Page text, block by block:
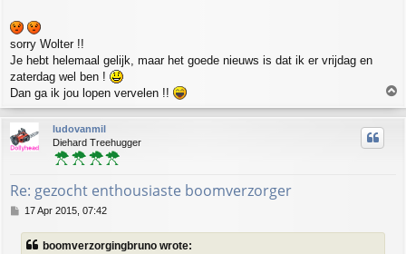
sorry Wolter !!
Je hebt helemaal gelijk, maar het goede nieuws is dat ik er vrijdag en
zaterdag wel ben !
Dan ga ik jou lopen vervelen !!
o
p
ludovanmil
Diehard Treehugger
Re: gezocht enthousiaste boomverzorger
P
s
17 Apr 2015, 07:42
boomverzorgingbruno wrote: